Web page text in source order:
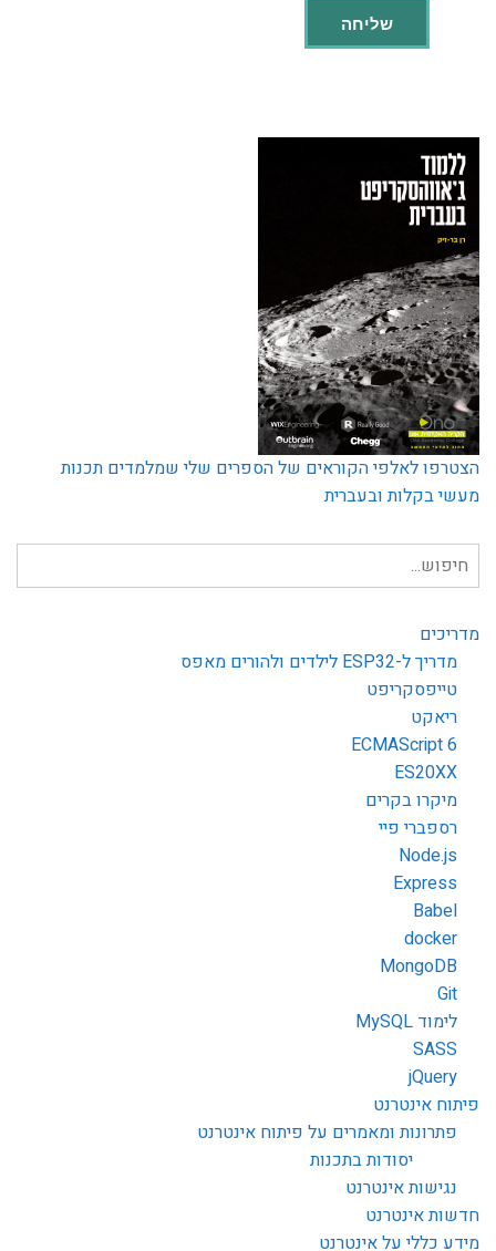
הצטרפו לאלפי הקוראים של הספרים שלי שמלמדים תכנות
מעשי בקלות ובעברית
חיפוש
עבור:
מדריכים
מדריך ל-ESP32 לילדים ולהורים מאפס
טייפסקריפט
ריאקט
ECMAScript 6
ES20XX
מיקרו בקרים
רספברי פיי
Node.js
Express
Babel
docker
MongoDB
Git
לימוד MySQL
SASS
jQuery
פיתוח אינטרנט
פתרונות ומאמרים על פיתוח אינטרנט
יסודות בתכנות
נגישות אינטרנט
חדשות אינטרנט
מידע כללי על אינטרנט